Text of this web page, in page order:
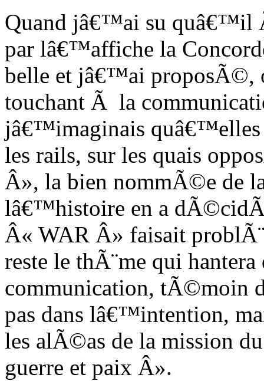
Quand jâ€™ai su quâ€™il
par lâ€™affiche la
belle et jâ€™ai proposÃ©,
touchant Ã la
jâ€™imaginais quâ€™elles
les rails, sur les quais
Â», la bien nommÃ©e de
lâ€™histoire en a
Â« WAR Â» faisait
reste le thÃ¨me qui
communication,
pas dans lâ€™intention,
les alÃ©as de la mission
guerre et paix Â».